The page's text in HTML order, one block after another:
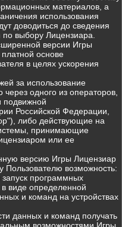
материалов, а
использования
доводиться до сведения
выбору Лицензиара.
версии Игры
основе
в целях ускорения
за использование
одного из операторов,
подвижной
Российской Федерации,
либо действующие на
принимающие
или ее
версию Игры Лицензиар
Пользователю возможность:
запуск программных
виде определенной
и команд на устройствах
данных и команд получать